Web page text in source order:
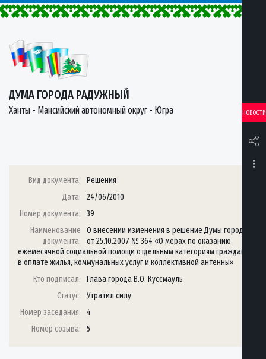
ДУМА ГОРОДА РАДУЖНЫЙ
Ханты - Мансийский автономный округ - Югра НОВОСТИ
Вид документа:
Решения
Дата:
24/06/2010
Номер документа:
39
Наименование
документа:
О внесении изменения в решение Думы города
от 25.10.2007 № 364 «О мерах по оказанию
ежемесячной социальной помощи отдельным категориям граждан
в оплате жилья, коммунальных услуг и коллективной антенны»
Кто подписал:
Глава города В.О. Куссмауль
Статус:
Утратил силу
Номер заседания:
4
Номер созыва:
5